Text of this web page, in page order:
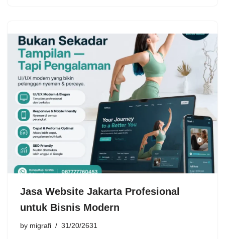
Jasa Website Jakarta Profesional
untuk Bisnis Modern
by migrafi 31/20/2631